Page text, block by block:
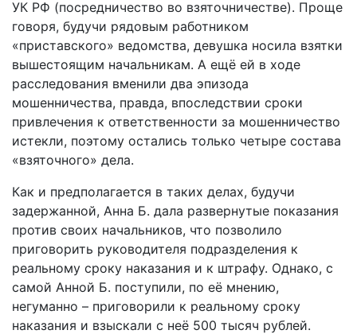
УК РФ (посредничество во взяточничестве). Проще
говоря, будучи рядовым работником
«приставского» ведомства, девушка носила взятки
вышестоящим начальникам. А ещё ей в ходе
расследования вменили два эпизода
мошенничества, правда, впоследствии сроки
привлечения к ответственности за мошенничество
истекли, поэтому остались только четыре состава
«взяточного» дела.
Как и предполагается в таких делах, будучи
задержанной, Анна Б. дала развернутые показания
против своих начальников, что позволило
приговорить руководителя подразделения к
реальному сроку наказания и к штрафу. Однако, с
самой Анной Б. поступили, по её мнению,
негуманно – приговорили к реальному сроку
наказания и взыскали с неё 500 тысяч рублей.